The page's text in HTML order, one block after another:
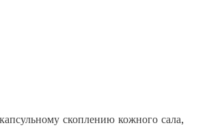
скоплению кожного сала,